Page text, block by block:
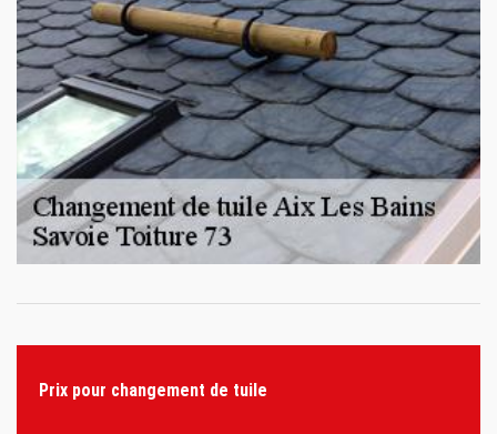
Prix pour changement de tuile